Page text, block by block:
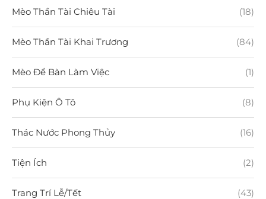
Mèo Thần Tài Chiêu Tài (18)
Mèo Thần Tài Khai Trương (84)
Mèo Để Bàn Làm Việc (1)
Phụ Kiện Ô Tô (8)
Thác Nước Phong Thủy (16)
Tiện Ích (2)
Trang Trí Lễ/Tết (43)